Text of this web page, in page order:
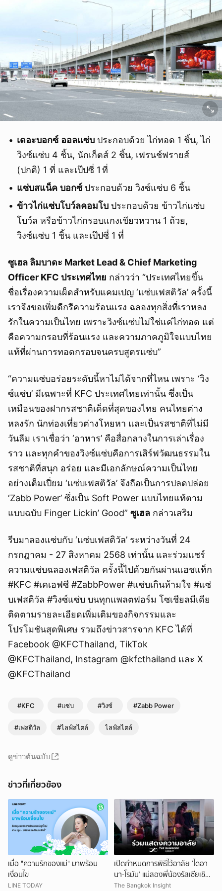
เดอะบอกซ์ ออลแซ่บ ประกอบด้วย ไก่ทอด 1 ชิ้น, ไก่
วิงซ์แซ่บ 4 ชิ้น, นักเก็ตส์ 2 ชิ้น, เฟรนช์ฟรายส์
(ปกติ) 1 ที่ และเป๊ปซี่ 1 ที่
แซ่บสแน็ค บอกซ์ประกอบด้วย วิงซ์แซ่บ 6 ชิ้น
ข้าวไก่แซ่บโบว์ลคอมโบ ประกอบด้วย ข้าวไก่แซ่บ
โบว์ล หรือข้าวไก่กรอบแกงเขียวหวาน 1 ถ้วย,
วิงซ์แซ่บ 1 ชิ้น และเป๊ปซี่ 1 ที่
ซูเฮล ลิมบาดะ Market Lead & Chief Marketing
Officer KFC ประเทศไทย กล่าวว่า “ประเทศไทยขึ้น
ชื่อเรื่องความเผ็ดสำหรับแคมเปญ ‘แซ่บเฟสติวัล’ ครั้งนี้
เราจึงขอเพิ่มดีกรีความร้อนแรง ฉลองทุกสิ่งที่เราหลง
รักในความเป็นไทย เพราะวิงซ์แซ่บไม่ใช่แค่ไก่ทอด แต่
คือความกรอบที่ร้อนแรง และความภาคภูมิใจแบบไทย
แท้ที่ผ่านการทอดกรอบจนครบสูตรแซ่บ”
“ความแซ่บอร่อยระดับนี้หาไม่ได้จากที่ไหน เพราะ ‘วิง
ซ์แซ่บ’ มีเฉพาะที่ KFC ประเทศไทยเท่านั้น ซึ่งเป็น
เหมือนของฝากรสชาติเด็ดที่สุดของไทย คนไทยต่าง
หลงรัก นักท่องเที่ยวต่างโหยหา และเป็นรสชาติที่ไม่มี
วันลืม เราเชื่อว่า ‘อาหาร’ คือสื่อกลางในการเล่าเรื่อง
ราว และทุกคำของวิงซ์แซ่บคือการเสิร์ฟวัฒนธรรมใน
รสชาติที่สนุก อร่อย และมีเอกลักษณ์ความเป็นไทย
อย่างเต็มเปี่ยม ‘แซ่บเฟสติวัล’ จึงถือเป็นการปลดปล่อย
‘Zabb Power’ ซึ่งเป็น Soft Power แบบไทยแท้ตาม
แบบฉบับ Finger Lickin’ Good” ซูเฮล กล่าวเสริม
รีบมาลองแซ่บกับ ‘แซ่บเฟสติวัล’ ระหว่างวันที่ 24
กรกฎาคม - 27 สิงหาคม 2568 เท่านั้น และร่วมแชร์
ความแซ่บฉลองเฟสติวัล ครั้งนี้ไปด้วยกันผ่านแฮชแท็ก
#KFC #เคเอฟซี #ZabbPower #แซ่บเกินห้ามใจ #แซ่
บเฟสติวัล #วิงซ์แซ่บ บนทุกแพลตฟอร์ม โซเชียลมีเดีย
ติดตามรายละเอียดเพิ่มเติมของกิจกรรมและ
โปรโมชันสุดพิเศษ รวมถึงข่าวสารจาก KFC ได้ที่
Facebook @KFCThailand, TikTok
@KFCThailand, Instagram @kfcthailand และ X
@KFCThailand
#KFC #แซ่บ #วิงซ์ #Zabb Power
#เฟสติวัล #ไลฟ์สไตล์ ไลฟ์สไตล์
ดูข่าวต้นฉบับ
ข่าวที่เกี่ยวข้อง
เมื่อ "ความรักของแม่" มาพร้อม
เงื่อนไข
LINE TODAY
เปิดกำหนดการพิธีไว้อาลัย ‘ไดอา
นา-โรมัน’ แม่สองพี่น้องรัสเซียเชิญ
ชวนร่วมส่งครั้งสุดท้าย
The Bangkok Insight
ยกเลิก